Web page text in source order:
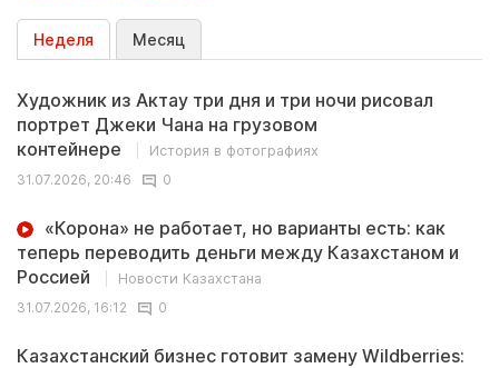
Неделя Месяц
Художник из Актау три дня и три ночи рисовал
портрет Джеки Чана на грузовом
контейнере
История в фотографиях
31.07.2026, 20:46
0
«Корона» не работает, но варианты есть: как
теперь переводить деньги между Казахстаном и
Россией
Новости Казахстана
31.07.2026, 16:12
0
Казахстанский бизнес готовит замену Wildberries: